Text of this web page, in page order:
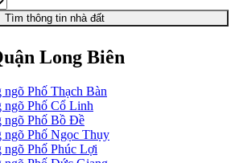
Tìm thông tin nhà đất
Long Biên
ngõ Phố Thạch Bàn
ngõ Phố Cổ Linh
ngõ Phố Bồ Đề
ngõ Phố Ngọc Thụy
ngõ Phố Phúc Lợi